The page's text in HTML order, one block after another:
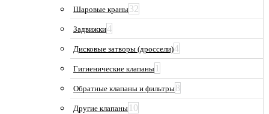
Шаровые краны32
Задвижки4
Дисковые затворы (дроссели)4
Гигиенические клапаны 1
Обратные клапаны и фильтры8
Другие клапаны 10